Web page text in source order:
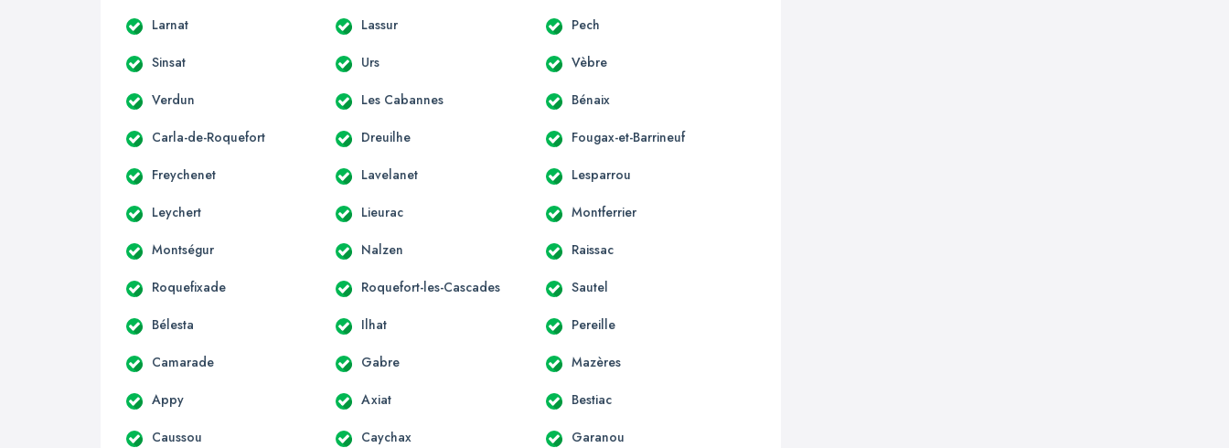
Larnat Lassur Pech
Sinsat Urs Vèbre
Verdun Les Cabannes Bénaix
Carla-de-Roquefort Dreuilhe Fougax-et-Barrineuf
Freychenet Lavelanet Lesparrou
Leychert Lieurac Montferrier
Montségur Nalzen Raissac
Roquefixade Roquefort-les-Cascades Sautel
Bélesta Ilhat Pereille
Camarade Gabre Mazères
Appy Axiat Bestiac
Caussou Caychax Garanou